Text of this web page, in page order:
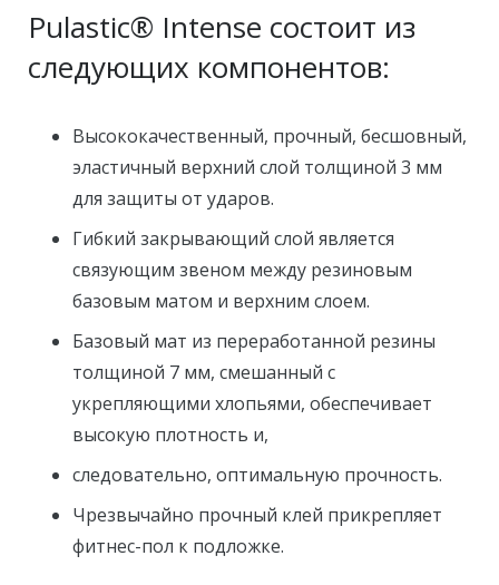
Pulastic® Intense состоит из
следующих компонентов:
Высококачественный, прочный, бесшовный,
эластичный верхний слой толщиной 3 мм
для защиты от ударов.
Гибкий закрывающий слой является
связующим звеном между резиновым
базовым матом и верхним слоем.
Базовый мат из переработанной резины
толщиной 7 мм, смешанный с
укрепляющими хлопьями, обеспечивает
высокую плотность и,
следовательно, оптимальную прочность.
Чрезвычайно прочный клей прикрепляет
фитнес-пол к подложке.